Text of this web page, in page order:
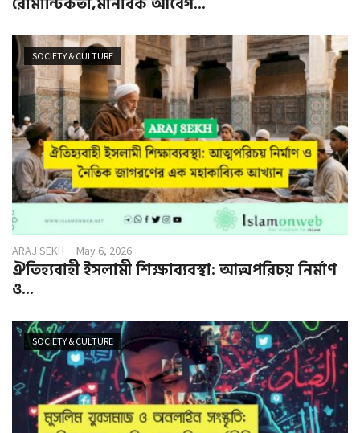
SOCIETY & CULTURE
ARAJ SEKH May 6, 2026
ঐতিহ্যবাহী ইসলামী শিক্ষাব্যবস্থা: আত্মপরিচয় নির্মাণ
ও...
SOCIETY & CULTURE